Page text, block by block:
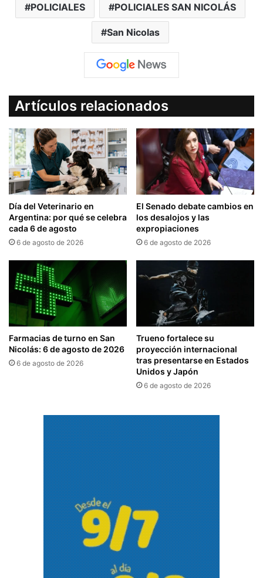
POLICIALES POLICIALES SAN NICOLÁS
San Nicolas
Artículos relacionados
Día del Veterinario en
Argentina: por qué se celebra
cada 6 de agosto
6 de agosto de 2026
El Senado debate cambios en
los desalojos y las
expropiaciones
6 de agosto de 2026
Farmacias de turno en San
Nicolás: 6 de agosto de 2026
6 de agosto de 2026
Trueno fortalece su
proyección internacional
tras presentarse en Estados
Unidos y Japón
6 de agosto de 2026